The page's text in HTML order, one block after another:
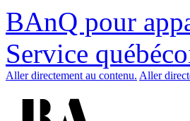
BAnQ pour
Service
Aller directement au contenu. Aller